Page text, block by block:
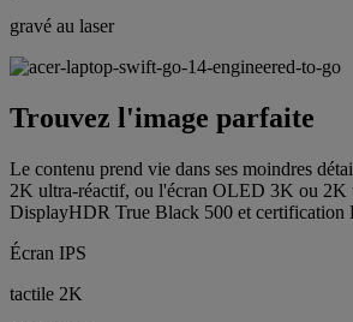
gravé au laser
Trouvez l'image parfaite
Le contenu prend vie dans ses moindres
2K ultra-réactif, ou l'écran OLED 3K ou 2K
DisplayHDR True Black 500 et certification
Écran IPS
tactile 2K